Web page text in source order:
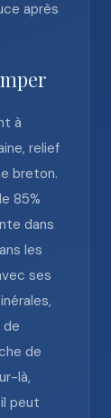
après
à
relief
breton.
85%
dans
les
ses
de
de
là,
peut